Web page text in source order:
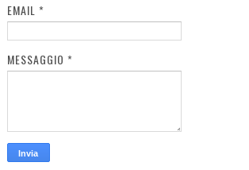
EMAIL *
MESSAGGIO *